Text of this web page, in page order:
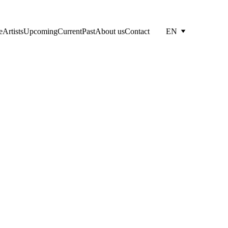
ArtistsUpcomingCurrentPastAbout usContact EN